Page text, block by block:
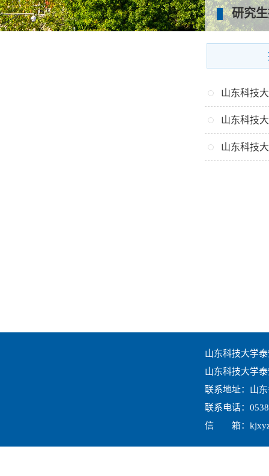
研究
山东科技
山东科技
山东科技
山东科技大学
山东科技大学
联系地址：山
联系电话：
信 箱：